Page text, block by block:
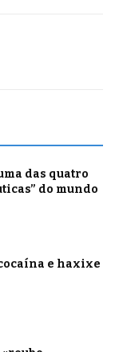
das quatro
do mundo
e haxixe